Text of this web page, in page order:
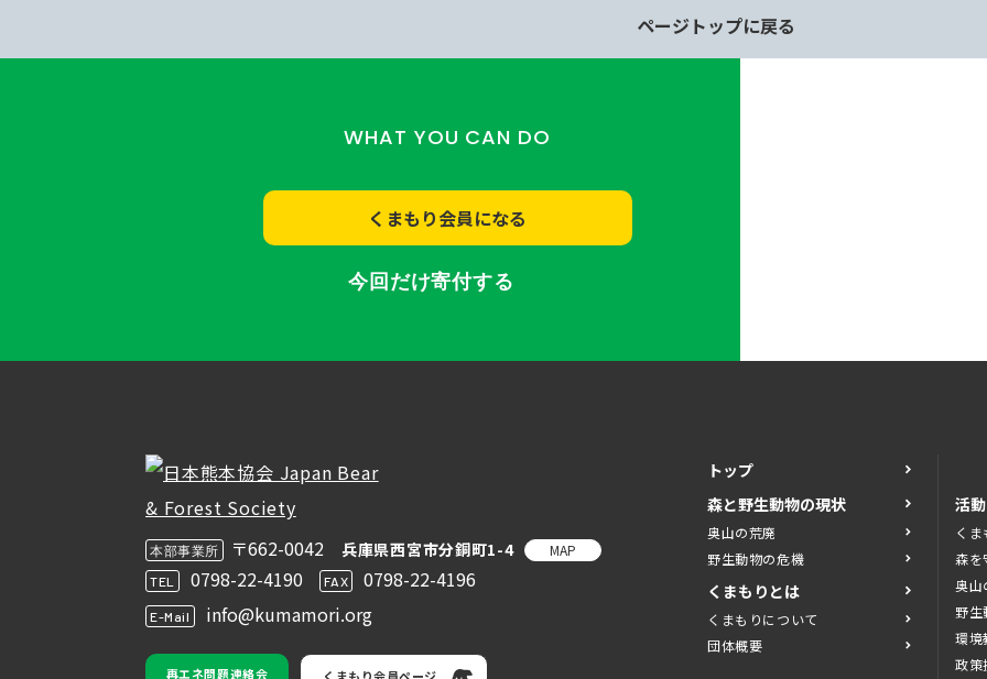
ページトップに戻る
WHAT YOU CAN DO
くまもり会員になる
今回だけ寄付する
本部事業所 〒662-0042 兵庫県西宮市分銅町1-4 MAP
TEL 0798-22-4190 FAX 0798-22-4196
E-Mail info@kumamori.org
再エネ問題連絡会
トップ
森と野生動物の現状
奥山の荒廃
野生動物の危機
くまもりとは
くまもりについて
団体概要
活
く
森を
奥山
野生
環境
政策